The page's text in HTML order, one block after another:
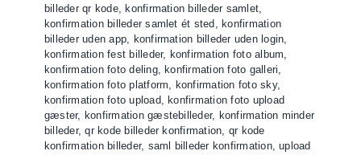
billeder qr kode, konfirmation billeder samlet,
konfirmation billeder samlet ét sted , konfirmation
billeder uden app, konfirmation billeder uden login,
konfirmation fest billeder, konfirmation foto album,
konfirmation foto deling, konfirmation foto galleri,
konfirmation foto platform, konfirmation foto sky,
konfirmation foto upload, konfirmation foto upload
gæster, konfirmation gæstebilleder, konfirmation minder
billeder,qr kode billeder konfirmation, qr kode
konfirmation billeder, saml billeder konfirmation,upload